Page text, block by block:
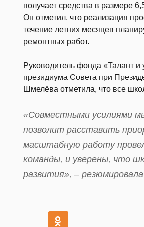
получает средства в размере
Он отметил, что реализация
течение летних месяцев
ремонтных работ.
Руководитель фонда «Талант
президиума Совета при
Шмелёва отметила, что все
«Совместными усилиями
позволит расставить
масштабную работу
команды, и уверены, что
развития», –